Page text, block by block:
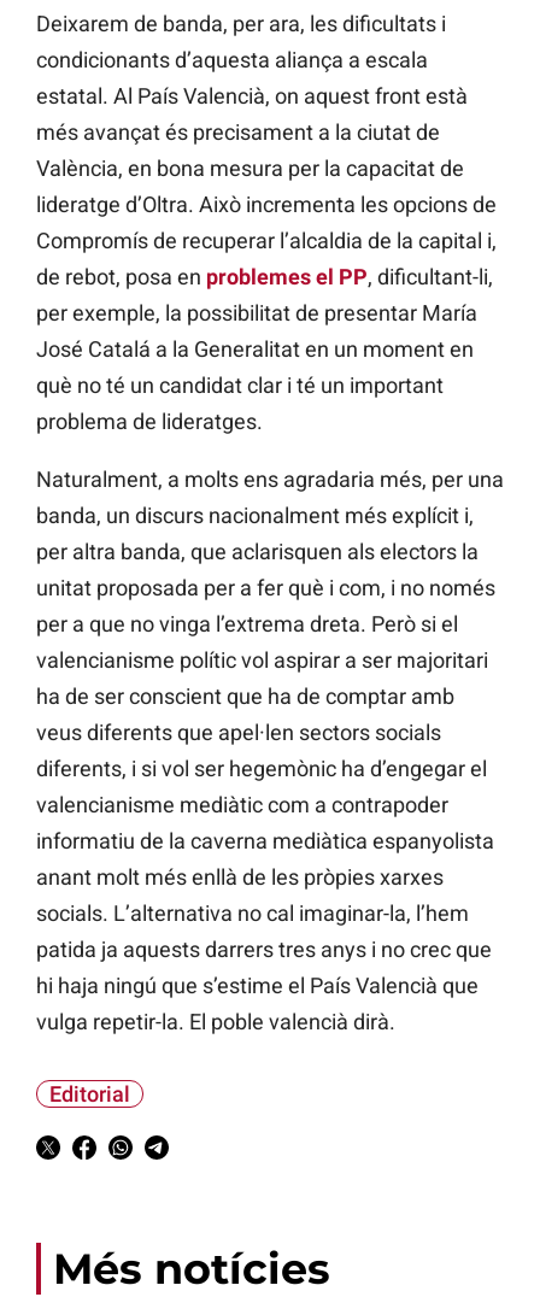
Deixarem de banda, per ara, les dificultats i
condicionants d’aquesta aliança a escala
estatal. Al País Valencià, on aquest front està
més avançat és precisament a la ciutat de
València, en bona mesura per la capacitat de
lideratge d’Oltra. Això incrementa les opcions de
Compromís de recuperar l’alcaldia de la capital i,
de rebot, posa en problemes el PP, dificultant-li,
per exemple, la possibilitat de presentar María
José Catalá a la Generalitat en un moment en
què no té un candidat clar i té un important
problema de lideratges.
Naturalment, a molts ens agradaria més, per una
banda, un discurs nacionalment més explícit i,
per altra banda, que aclarisquen als electors la
unitat proposada per a fer què i com, i no només
per a que no vinga l’extrema dreta. Però si el
valencianisme polític vol aspirar a ser majoritari
ha de ser conscient que ha de comptar amb
veus diferents que apel·len sectors socials
diferents, i si vol ser hegemònic ha d’engegar el
valencianisme mediàtic com a contrapoder
informatiu de la caverna mediàtica espanyolista
anant molt més enllà de les pròpies xarxes
socials. L’alternativa no cal imaginar-la, l’hem
patida ja aquests darrers tres anys i no crec que
hi haja ningú que s’estime el País Valencià que
vulga repetir-la. El poble valencià dirà.
Editorial
Més notícies